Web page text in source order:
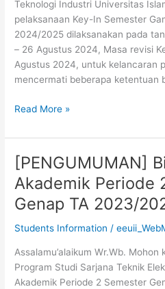
Teknologi Industri Universitas
pelaksanaan Key-In Semester
2024/2025 dilaksanakan pada
– 26 Agustus 2024, Masa revisi
Agustus 2024, untuk kelancaran
mencermati beberapa ketentuan
Read More »
[PENGUMUMAN]
Akademik Periode
Genap TA 2023/
Students Information /
Assalamu’alaikum Wr.Wb.
Program Studi Sarjana Teknik
Akademik Periode 2 Semester
[PENGUMUMAN]
Bimbingan
Akademik
Periode
Semester
Genap
TA
2023/2024